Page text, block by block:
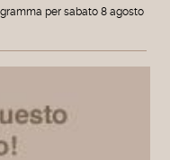
per sabato 8 agosto